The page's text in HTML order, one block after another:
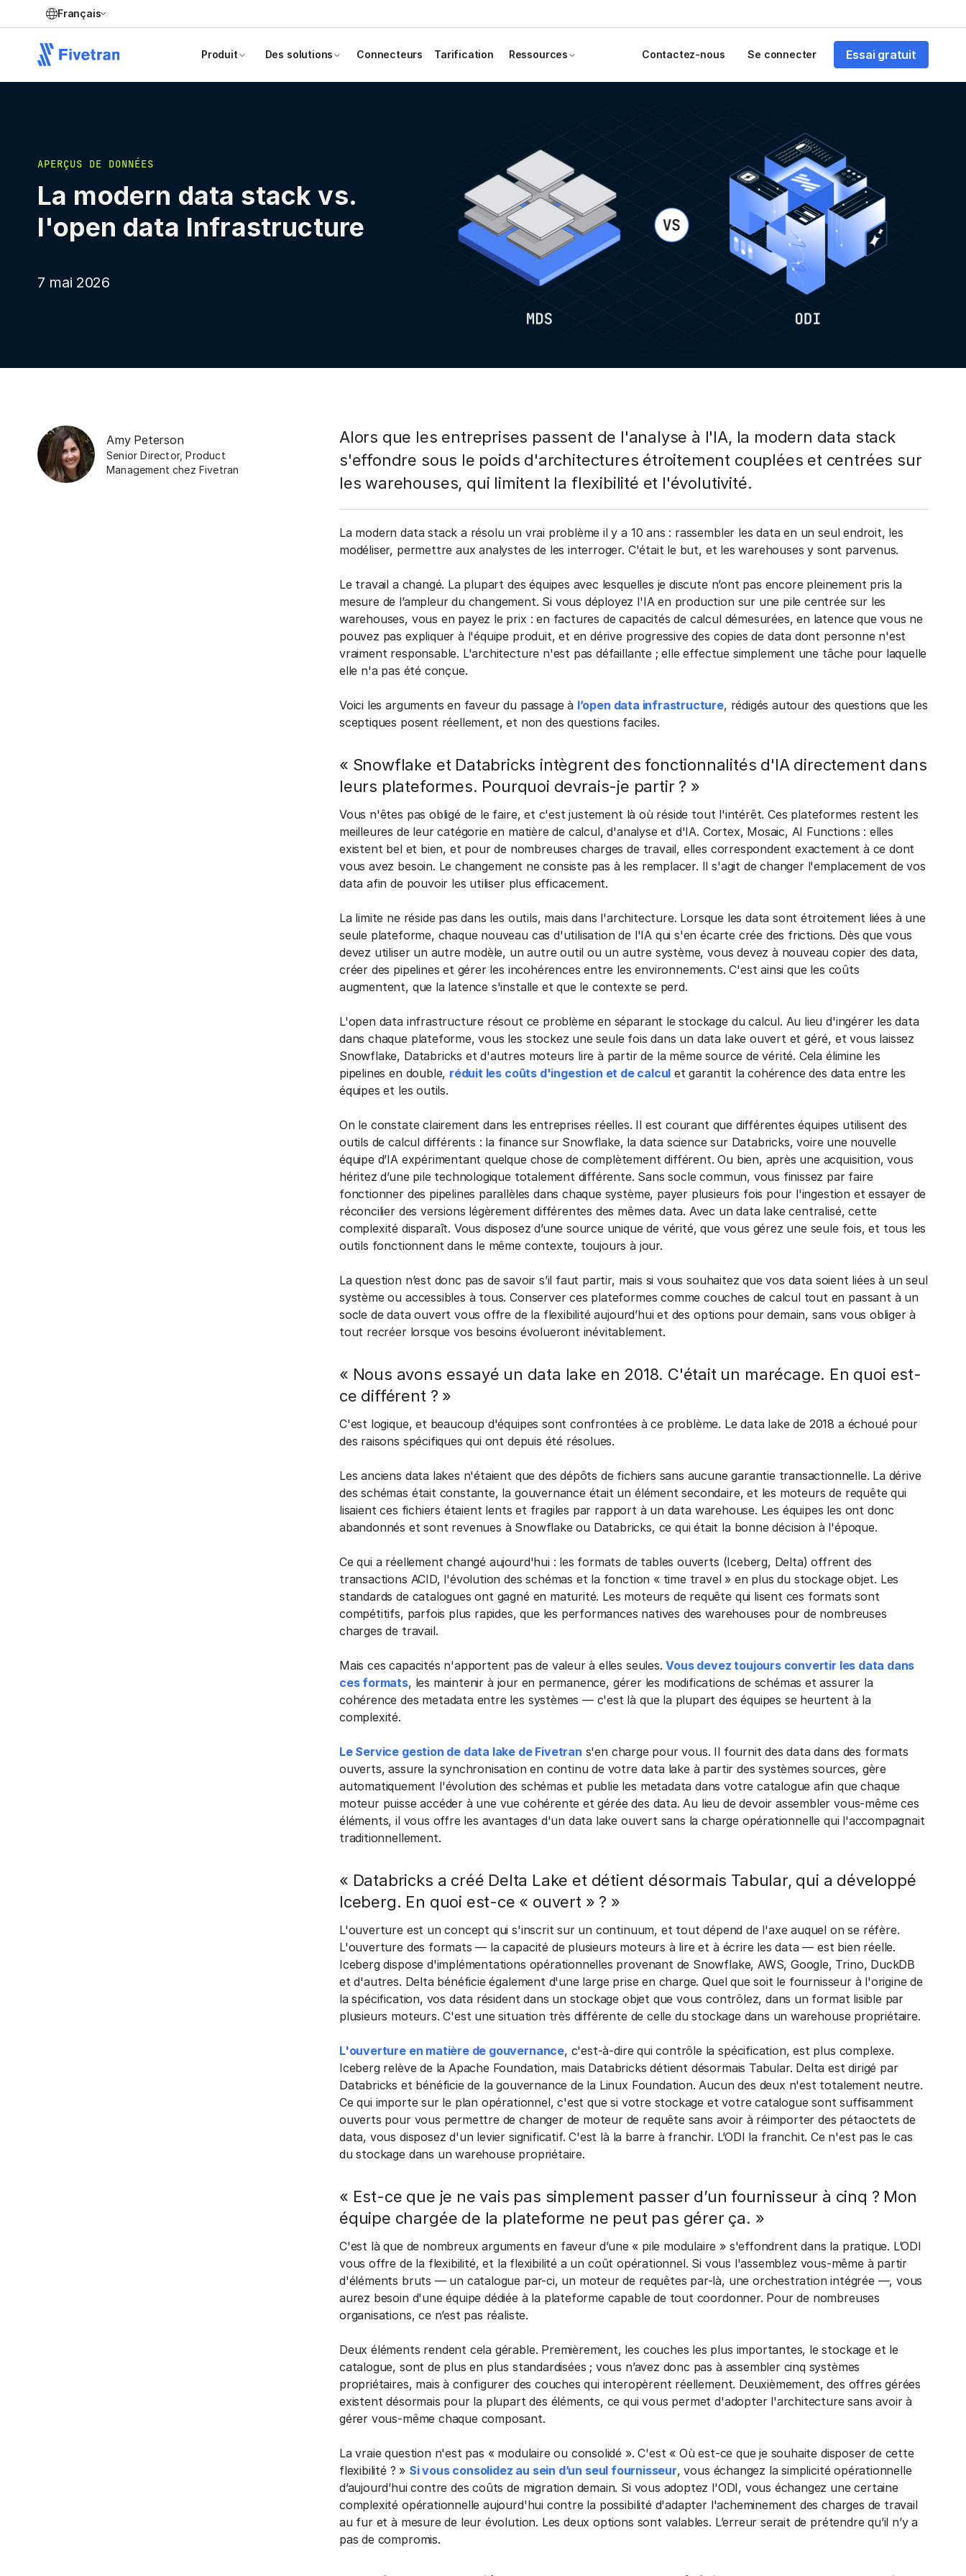
Français
Produit Des solutions Connecteurs Tarification Ressources Contactez-nous Se connecter Essai gratuit
APERÇUS DE DONNÉES
La modern data stack vs.
l'open data Infrastructure
7 mai 2026
Amy Peterson
Senior Director, Product
Management chez Fivetran
Alors que les entreprises passent de l'analyse à l'IA, la modern data stack
s'effondre sous le poids d'architectures étroitement couplées et centrées sur
les warehouses, qui limitent la flexibilité et l'évolutivité.
La modern data stack a résolu un vrai problème il y a 10 ans : rassembler les data en un seul endroit, les
modéliser, permettre aux analystes de les interroger. C'était le but, et les warehouses y sont parvenus.
Le travail a changé. La plupart des équipes avec lesquelles je discute n’ont pas encore pleinement pris la
mesure de l’ampleur du changement. Si vous déployez l'IA en production sur une pile centrée sur les
warehouses, vous en payez le prix : en factures de capacités de calcul démesurées, en latence que vous ne
pouvez pas expliquer à l'équipe produit, et en dérive progressive des copies de data dont personne n'est
vraiment responsable. L'architecture n'est pas défaillante ; elle effectue simplement une tâche pour laquelle
elle n'a pas été conçue.
Voici les arguments en faveur du passage à l’open data infrastructure, rédigés autour des questions que les
sceptiques posent réellement, et non des questions faciles.
« Snowflake et Databricks intègrent des fonctionnalités d'IA directement dans
leurs plateformes. Pourquoi devrais-je partir ? »
Vous n'êtes pas obligé de le faire, et c'est justement là où réside tout l'intérêt. Ces plateformes restent les
meilleures de leur catégorie en matière de calcul, d'analyse et d'IA. Cortex, Mosaic, AI Functions : elles
existent bel et bien, et pour de nombreuses charges de travail, elles correspondent exactement à ce dont
vous avez besoin. Le changement ne consiste pas à les remplacer. Il s'agit de changer l'emplacement de vos
data afin de pouvoir les utiliser plus efficacement.
La limite ne réside pas dans les outils, mais dans l'architecture. Lorsque les data sont étroitement liées à une
seule plateforme, chaque nouveau cas d'utilisation de l'IA qui s'en écarte crée des frictions. Dès que vous
devez utiliser un autre modèle, un autre outil ou un autre système, vous devez à nouveau copier des data,
créer des pipelines et gérer les incohérences entre les environnements. C'est ainsi que les coûts
augmentent, que la latence s'installe et que le contexte se perd.
L'open data infrastructure résout ce problème en séparant le stockage du calcul. Au lieu d'ingérer les data
dans chaque plateforme, vous les stockez une seule fois dans un data lake ouvert et géré, et vous laissez
Snowflake, Databricks et d'autres moteurs lire à partir de la même source de vérité. Cela élimine les
pipelines en double, réduit les coûts d'ingestion et de calcul et garantit la cohérence des data entre les
équipes et les outils.
On le constate clairement dans les entreprises réelles. Il est courant que différentes équipes utilisent des
outils de calcul différents : la finance sur Snowflake, la data science sur Databricks, voire une nouvelle
équipe d’IA expérimentant quelque chose de complètement différent. Ou bien, après une acquisition, vous
héritez d’une pile technologique totalement différente. Sans socle commun, vous finissez par faire
fonctionner des pipelines parallèles dans chaque système, payer plusieurs fois pour l'ingestion et essayer de
réconcilier des versions légèrement différentes des mêmes data. Avec un data lake centralisé, cette
complexité disparaît. Vous disposez d’une source unique de vérité, que vous gérez une seule fois, et tous les
outils fonctionnent dans le même contexte, toujours à jour.
La question n’est donc pas de savoir s’il faut partir, mais si vous souhaitez que vos data soient liées à un seul
système ou accessibles à tous. Conserver ces plateformes comme couches de calcul tout en passant à un
socle de data ouvert vous offre de la flexibilité aujourd’hui et des options pour demain, sans vous obliger à
tout recréer lorsque vos besoins évolueront inévitablement.
« Nous avons essayé un data lake en 2018. C'était un marécage. En quoi est-
ce différent ? »
C'est logique, et beaucoup d'équipes sont confrontées à ce problème. Le data lake de 2018 a échoué pour
des raisons spécifiques qui ont depuis été résolues.
Les anciens data lakes n'étaient que des dépôts de fichiers sans aucune garantie transactionnelle. La dérive
des schémas était constante, la gouvernance était un élément secondaire, et les moteurs de requête qui
lisaient ces fichiers étaient lents et fragiles par rapport à un data warehouse. Les équipes les ont donc
abandonnés et sont revenues à Snowflake ou Databricks, ce qui était la bonne décision à l'époque.
Ce qui a réellement changé aujourd'hui : les formats de tables ouverts (Iceberg, Delta) offrent des
transactions ACID, l'évolution des schémas et la fonction « time travel » en plus du stockage objet. Les
standards de catalogues ont gagné en maturité. Les moteurs de requête qui lisent ces formats sont
compétitifs, parfois plus rapides, que les performances natives des warehouses pour de nombreuses
charges de travail.
Mais ces capacités n'apportent pas de valeur à elles seules.Vous devez toujours convertir les data dans
ces formats, les maintenir à jour en permanence, gérer les modifications de schémas et assurer la
cohérence des metadata entre les systèmes — c'est là que la plupart des équipes se heurtent à la
complexité.
Le Service gestion de data lake de Fivetran s'en charge pour vous. Il fournit des data dans des formats
ouverts, assure la synchronisation en continu de votre data lake à partir des systèmes sources, gère
automatiquement l'évolution des schémas et publie les metadata dans votre catalogue afin que chaque
moteur puisse accéder à une vue cohérente et gérée des data. Au lieu de devoir assembler vous-même ces
éléments, il vous offre les avantages d'un data lake ouvert sans la charge opérationnelle qui l'accompagnait
traditionnellement.
« Databricks a créé Delta Lake et détient désormais Tabular, qui a développé
Iceberg. En quoi est-ce « ouvert » ? »
L'ouverture est un concept qui s'inscrit sur un continuum, et tout dépend de l'axe auquel on se réfère.
L'ouverture des formats — la capacité de plusieurs moteurs à lire et à écrire les data — est bien réelle.
Iceberg dispose d'implémentations opérationnelles provenant de Snowflake, AWS, Google, Trino, DuckDB
et d'autres. Delta bénéficie également d'une large prise en charge. Quel que soit le fournisseur à l'origine de
la spécification, vos data résident dans un stockage objet que vous contrôlez, dans un format lisible par
plusieurs moteurs. C'est une situation très différente de celle du stockage dans un warehouse propriétaire.
L'ouverture en matière de gouvernance, c'est-à-dire qui contrôle la spécification, est plus complexe.
Iceberg relève de la Apache Foundation, mais Databricks détient désormais Tabular. Delta est dirigé par
Databricks et bénéficie de la gouvernance de la Linux Foundation. Aucun des deux n'est totalement neutre.
Ce qui importe sur le plan opérationnel, c'est que si votre stockage et votre catalogue sont suffisamment
ouverts pour vous permettre de changer de moteur de requête sans avoir à réimporter des pétaoctets de
data, vous disposez d'un levier significatif. C'est là la barre à franchir. L’ODI la franchit. Ce n'est pas le cas
du stockage dans un warehouse propriétaire.
« Est-ce que je ne vais pas simplement passer d’un fournisseur à cinq ? Mon
équipe chargée de la plateforme ne peut pas gérer ça. »
C'est là que de nombreux arguments en faveur d’une « pile modulaire » s'effondrent dans la pratique. L’ODI
vous offre de la flexibilité, et la flexibilité a un coût opérationnel. Si vous l'assemblez vous-même à partir
d'éléments bruts — un catalogue par-ci, un moteur de requêtes par-là, une orchestration intégrée —, vous
aurez besoin d'une équipe dédiée à la plateforme capable de tout coordonner. Pour de nombreuses
organisations, ce n’est pas réaliste.
Deux éléments rendent cela gérable. Premièrement, les couches les plus importantes, le stockage et le
catalogue, sont de plus en plus standardisées ; vous n’avez donc pas à assembler cinq systèmes
propriétaires, mais à configurer des couches qui interopèrent réellement. Deuxièmement, des offres gérées
existent désormais pour la plupart des éléments, ce qui vous permet d'adopter l'architecture sans avoir à
gérer vous-même chaque composant.
La vraie question n'est pas « modulaire ou consolidé ». C'est « Où est-ce que je souhaite disposer de cette
flexibilité ? » Si vous consolidez au sein d’un seul fournisseur, vous échangez la simplicité opérationnelle
d’aujourd’hui contre des coûts de migration demain. Si vous adoptez l'ODI, vous échangez une certaine
complexité opérationnelle aujourd'hui contre la possibilité d'adapter l'acheminement des charges de travail
au fur et à mesure de leur évolution. Les deux options sont valables. L’erreur serait de prétendre qu’il n’y a
pas de compromis.